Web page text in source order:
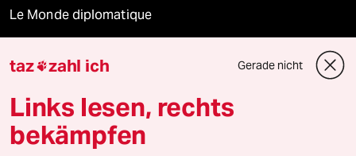
Le Monde diplomatique
Mehr taz Angebote
taz zahl ich Gerade nicht
Links lesen, rechts
bekämpfen